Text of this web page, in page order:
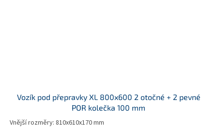
Vozík pod přepravky XL 800x600 2 otočné + 2 pevné
POR kolečka 100 mm
Vnější rozměry: 810x610x170 mm